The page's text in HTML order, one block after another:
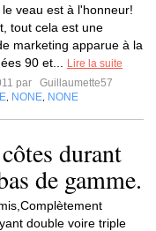
veau est à l'honneur!
tout cela est une
marketing apparue à la
90 et...
Lire la suite
par
Guillaumette57
NONE NONE
durant
de gamme.
double voire triple